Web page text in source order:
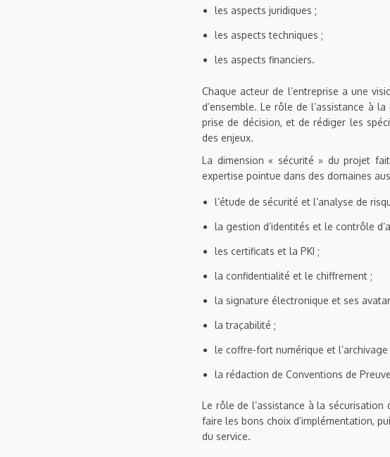
les aspects juridiques ;
les aspects techniques ;
les aspects financiers.
Chaque acteur de l’entreprise a une
d’ensemble. Le rôle de l’assistance à
prise de décision, et de rédiger les
des enjeux.
La dimension « sécurité » du projet
expertise pointue dans des domaines
l’étude de sécurité et l’analyse de
la gestion d’identités et le contrôle
les certificats et la PKI ;
la confidentialité et le chiffrement ;
la signature électronique et ses
la traçabilité ;
le coffre-fort numérique et
la rédaction de Conventions de
Le rôle de l’assistance à la sécurisation
faire les bons choix d’implémentation,
du service.